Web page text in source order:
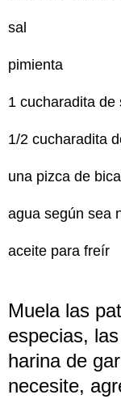
sal
pimienta
1 cucharadita de
1/2 cucharadita
una pizca de
agua según sea
aceite para freír
Muela las
especias,
harina de
necesite,